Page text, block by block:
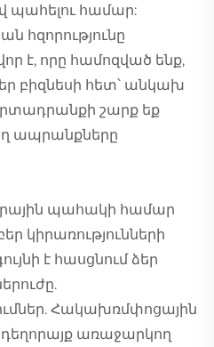
պահելու համար:
հզորությունը
է, որը համոզված ենք,
բիզնեսի հետ՝ անկախ
շարք եք
ապրանքները
պահակի համար
կիրառությունների
է հասցնում ձեր
Հակախռմփոցային
առաջարկող